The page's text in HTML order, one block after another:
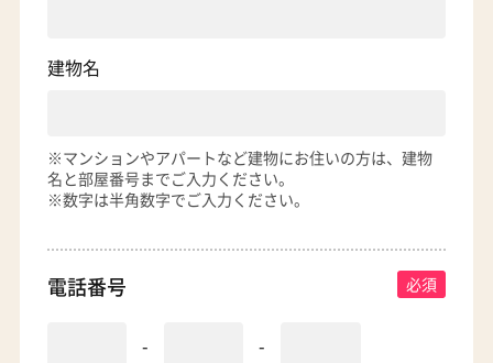
建物名
※マンションやアパートなど建物にお住いの方は、建物
名と部屋番号までご入力ください。
※数字は半角数字でご入力ください。
電話番号
- -